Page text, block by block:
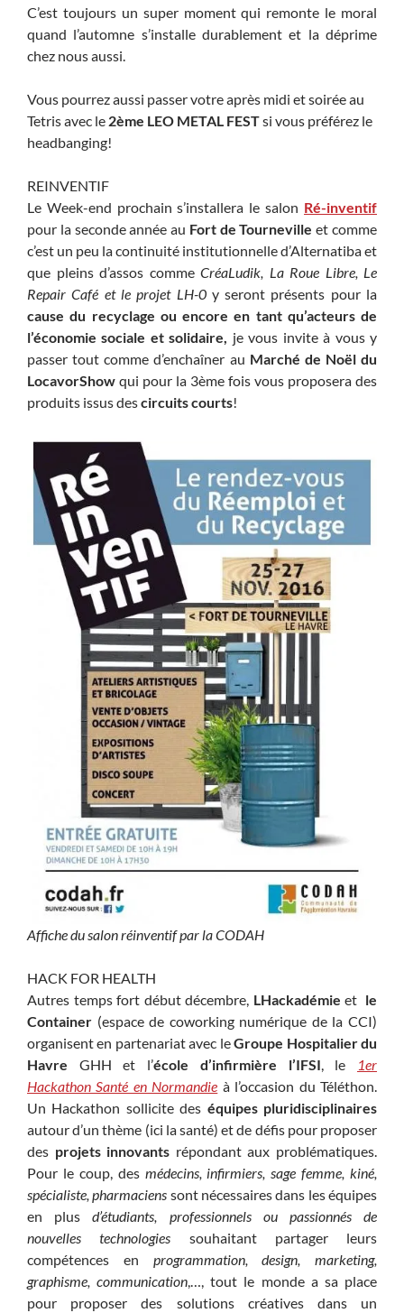
C’est toujours un super moment qui remonte le moral
quand l’automne s’installe durablement et la déprime
chez nous aussi.
Vous pourrez aussi passer votre après midi et soirée au
Tetris avec le 2ème LEO METAL FESTsi vous préférez le
headbanging!
REINVENTIF
Le Week-end prochain s’installera le salon Ré-inventif
pour la seconde année au Fort de Tourneville et comme
c’est un peu la continuité institutionnelle d’Alternatiba et
que pleins d’assos comme CréaLudik, La Roue Libre, Le
Repair Café et le projet LH-0y seront présents pour la
cause du recyclage ou encore en tant qu’acteurs de
l’économie sociale et solidaire, je vous invite à vous y
passer tout comme d’enchaîner au Marché de Noël du
LocavorShow qui pour la 3ème fois vous proposera des
produits issus descircuits courts!
Affiche du salon réinventif par la CODAH
HACK FOR HEALTH
Autres temps fort début décembre, LHackadémie et le
Container (espace de coworking numérique de la CCI)
organisent en partenariat avec leGroupe Hospitalier du
Havre GHH et l’école d’infirmière l’IFSI, le
1er
Hackathon Santé en Normandie à l’occasion du Téléthon.
Un Hackathon sollicite des équipes pluridisciplinaires
autour d’un thème (ici la santé) et de défis pour proposer
des projets innovants répondant aux problématiques.
Pour le coup, des médecins, infirmiers, sage femme, kiné,
spécialiste, pharmaciens sont nécessaires dans les équipes
en plusd’étudiants, professionnels ou passionnés de
nouvelles technologies souhaitant partager leurs
compétences en programmation, design, marketing,
graphisme, communication,…, tout le monde a sa place
pour proposer des solutions créatives dans un